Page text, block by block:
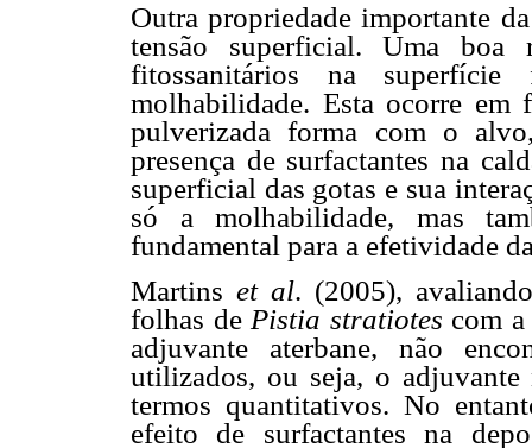
Outra propriedade importante
tensão superficial. Uma boa
fitossanitários na
molhabilidade. Esta ocorre
pulverizada forma com o
presença de surfactantes na
superficial das gotas e sua
só a molhabilidade, mas
fundamental para a efetividade
Martins et al. (2005),
folhas de Pistia stratiotes com
adjuvante aterbane, não
utilizados, ou seja, o
termos quantitativos. No
efeito de surfactantes na